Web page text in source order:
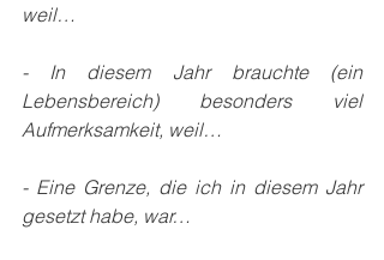
weil…
- In diesem Jahr brauchte (ein
Lebensbereich) besonders viel
Aufmerksamkeit, weil…
- Eine Grenze, die ich in diesem Jahr
gesetzt habe, war…